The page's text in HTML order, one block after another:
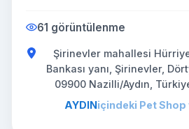
61 görüntülenme
Şirinevler mahallesi
Bankası yanı, Şirinevler,
09900 Nazilli/Aydın,
AYDINiçindeki Pet Shop